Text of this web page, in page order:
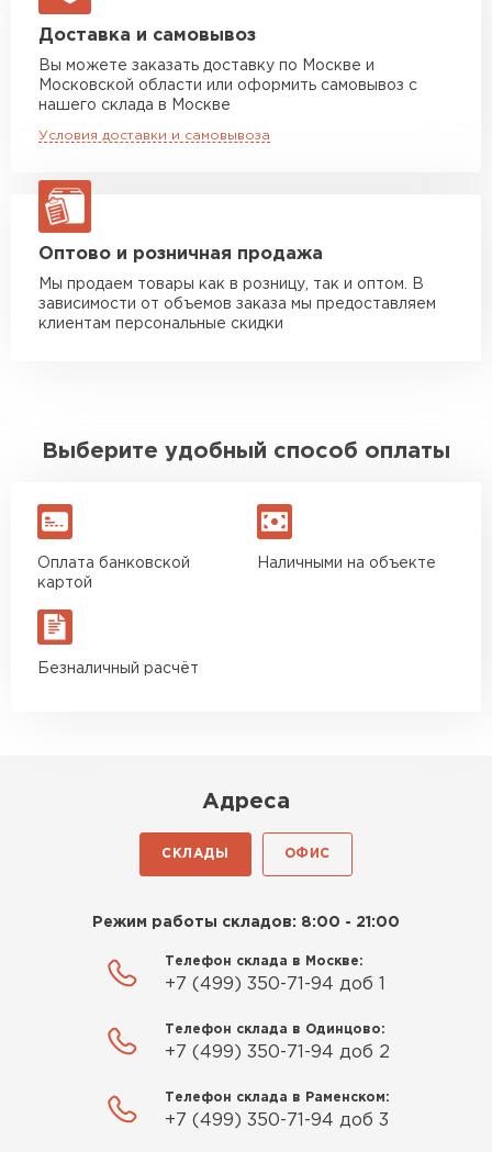
Машина до 20 тн до 80 м3
Манипулятор до 5 тн
макс. длина груза 6 м
от 7 000 руб
макс. длина груза 8 м
Манипулятор до 20 тн
макс. длина груза 13,5 м
ЗАКАЗАТЬ С ДОСТАВКОЙ
Доставка и самовывоз
Вы можете заказать доставку по Москве и
Московской области или оформить самовывоз с
нашего склада в Москве
Условия доставки и самовывоза
Оптово и розничная продажа
Мы продаем товары как в розницу, так и оптом. В
зависимости от объемов заказа мы предоставляем
клиентам персональные скидки
Выберите удобный способ оплаты
Оплата банковской
картой
Наличными на объекте
Безналичный расчёт
Адреса
СКЛАДЫ ОФИС
Режим работы складов: 8:00 - 21:00
Телефон склада в Москве:
+7 (499) 350-71-94 доб 1
Телефон склада в Одинцово:
+7 (499) 350-71-94 доб 2
Телефон склада в Раменском:
+7 (499) 350-71-94 доб 3